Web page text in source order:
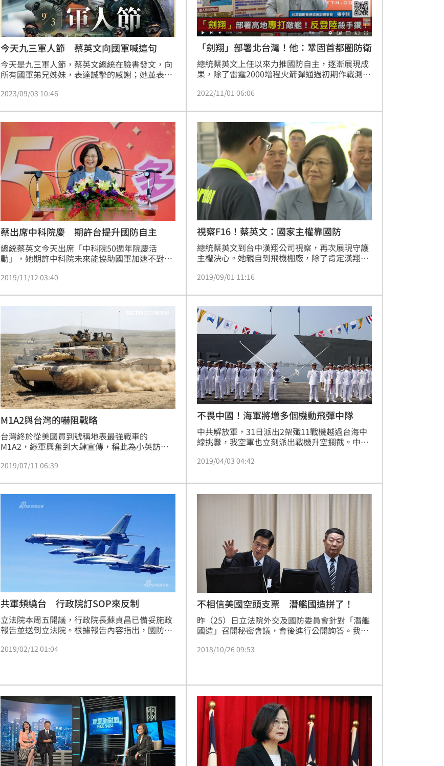
今天九三軍人節 蔡英文向國軍喊這句
今天是九三軍人節，蔡英文總統在臉書發文，向
所有國軍弟兄姊妹，表達誠摯的感謝；她並表
總預算，達到6,068億，創下歷史新高。
2023/09/03 10:46
「劍翔」部署北台灣！他：鞏固首都圈防衛
總統蔡英文上任以來力推國防自主，逐漸展現成
果，除了雷霆2000增程火箭彈通過初期作戰測
之外，劍翔反無人機系統現在也傳出已經交裝服
客訴》節目中表示，解放軍要打台灣的套路非常
多，其中一個最常見就是斬首戰爭，所以現在第
一批國造的劍翔反無人機系統已經服役，還部署
在北台灣，對於首都的內外圈防衛都有新的措
施，在戰時，可以由空
2022/11/01 06:06
蔡出席中科院慶 期許台提升國防自主
總統蔡英文今天出席「中科院50週年院慶活
動」，她期許中科院未來能協助國軍加速不對稱
則，增加武器裝備自研自製的比例。
2019/11/12 03:40
視察F16！蔡英文：國家主權靠國防
總統蔡英文到台中漢翔公司視察，再次展現守護
主權決心。她親自到飛機棚廠，除了肯定漢翔F-
家的主權與和平靠的從來就不是妥協，更不是退
2019/09/01 11:16
M1A2與台灣的嚇阻戰略
台灣終於從美國買到號稱地表最強戰車的
M1A2，綠軍興奮到大肆宣傳，稱此為小英訪美
藍營人士則不斷質疑M1A2有什麼用？台灣的道
戰車出動便代表灘岸殲敵已經失敗，台軍的後勤
補保能力與戰術根本是烏龜吃大麥-浪費糧食…。
雙方講得都有點道理，但也不全然符合現實，因
2019/07/11 06:39
不畏中國！海軍將增多個機動飛彈中隊
中共解放軍，31日派出2架殲11戰機越過台海中
線挑釁，我空軍也立刻派出戰機升空攔截。中共
軍的軍艦也已經將台海巡弋列為例行戰備行動之
自主」與「不對稱戰力」將擴大海軍機動飛彈車
單位編制，海軍在民國112年前，新成立4.5個機
2019/04/03 04:42
共軍頻繞台 行政院訂SOP來反制
立法院本周五開議，行政院長蘇貞昌已備妥施政
報告並送到立法院。根據報告內容指出，國防部
均能嚴密監偵掌握，並按「國軍經常戰備時期突
生意外事件。
2019/02/12 01:04
不相信美國空頭支票 潛艦國造拼了！
昨（25）日立法院外交及國防委員會針對「潛艦
國造」召開秘密會議，會後進行公開詢答。我海
一艘原行艦。國防部長嚴德發也表示，國防部會
2018/10/26 09:53